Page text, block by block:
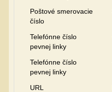
Poštové smerovacie
číslo
Telefónne číslo
pevnej linky
Telefónne číslo
pevnej linky
URL